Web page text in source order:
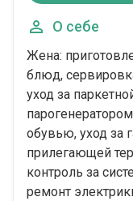
О себе
Жена:
блюд,
уход за
обувью, уход за
прилегающей
контроль за
ремонт